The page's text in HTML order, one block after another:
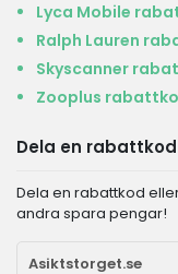
Lyca Mobile
Ralph Lauren
Skyscanner
Zooplus
Dela en rabattkod
Dela en rabattkod
andra spara pengar!